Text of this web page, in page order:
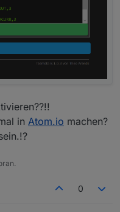
in Atom.io machen?
0